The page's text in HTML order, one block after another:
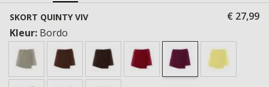
SKORT QUINTY VIV
€ 27,99
Kleur: Bordo